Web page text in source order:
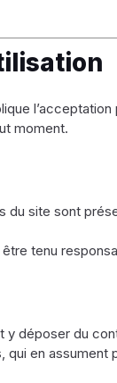
moment.
du site sont
tenu
y déposer du
en assument